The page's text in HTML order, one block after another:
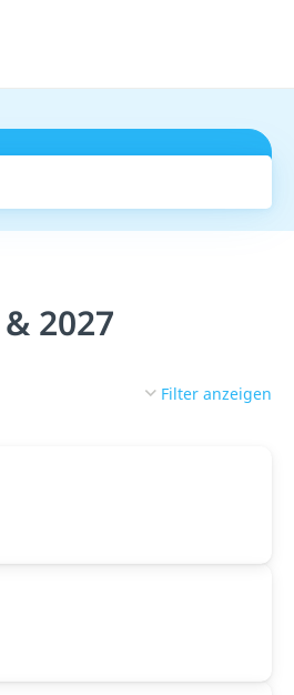
2027
Filter anzeigen